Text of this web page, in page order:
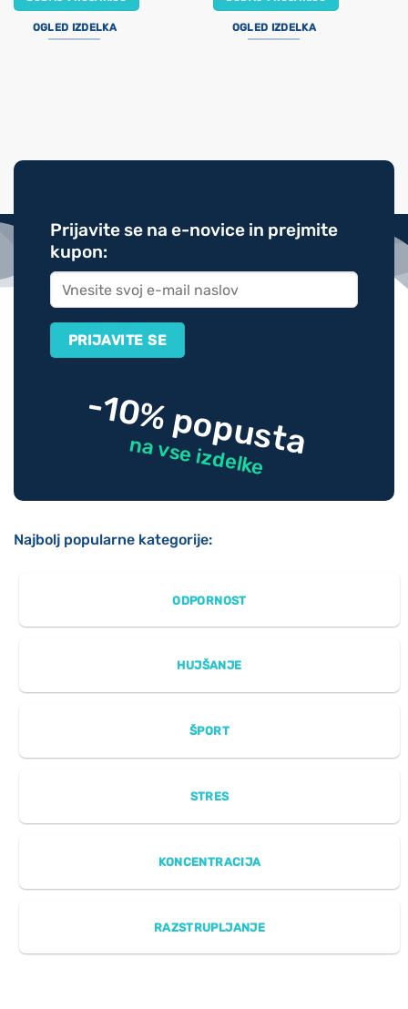
OGLED IZDELKA OGLED IZDELKA
Prijavite se na e-novice in prejmite
kupon:
-10% popusta
na vse izdelke
Najbolj popularne kategorije:
ODPORNOST
HUJŠANJE
ŠPORT
STRES
KONCENTRACIJA
RAZSTRUPLJANJE